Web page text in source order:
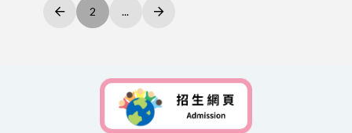
Prev 2 ... Next